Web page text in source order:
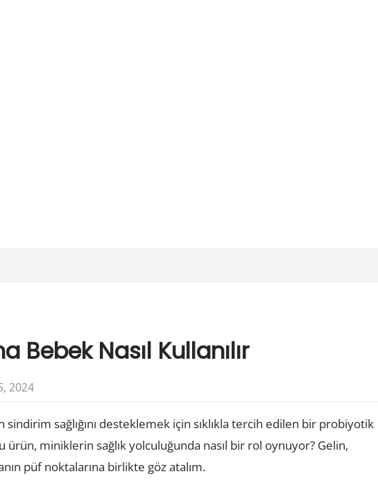
Bebek Nasıl Kullanılır
2024
sağlığını desteklemek için sıklıkla tercih edilen bir probiyotik
ürün, miniklerin sağlık yolculuğunda nasıl bir rol oynuyor? Gelin,
püf noktalarına birlikte göz atalım.